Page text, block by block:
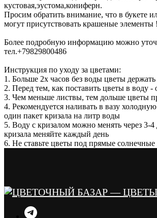
кустовая,эустома,кониферн.
Просим обратить внимание, что в букете
могут присутствовать крашеные элементы !
Более подробную информацию можно
тел.+79829800486
Инструкция по уходу за цветами:
1. Больше 2х часов без воды цветы держать
2. Перед тем, как поставить цветы в воду -
3. Чем меньше листвы, тем дольше цветы
4. Рекомендуется наливать в вазу
один пакет кризала на литр воды
5. Воду с кризалом можно менять через 3-4
кризала меняйте каждый день
6. Не ставьте цветы под прямые солнечные